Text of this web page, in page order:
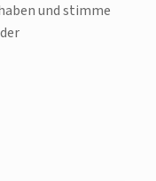
und stimme